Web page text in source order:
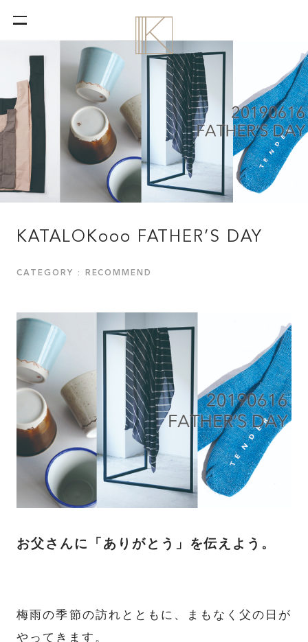
KATALOKooo FATHER’S DAY
CATEGORY : RECOMMEND
お父さんに「ありがとう」を伝えよう。
梅雨の季節の訪れとともに、まもなく父の日が
やってきます。